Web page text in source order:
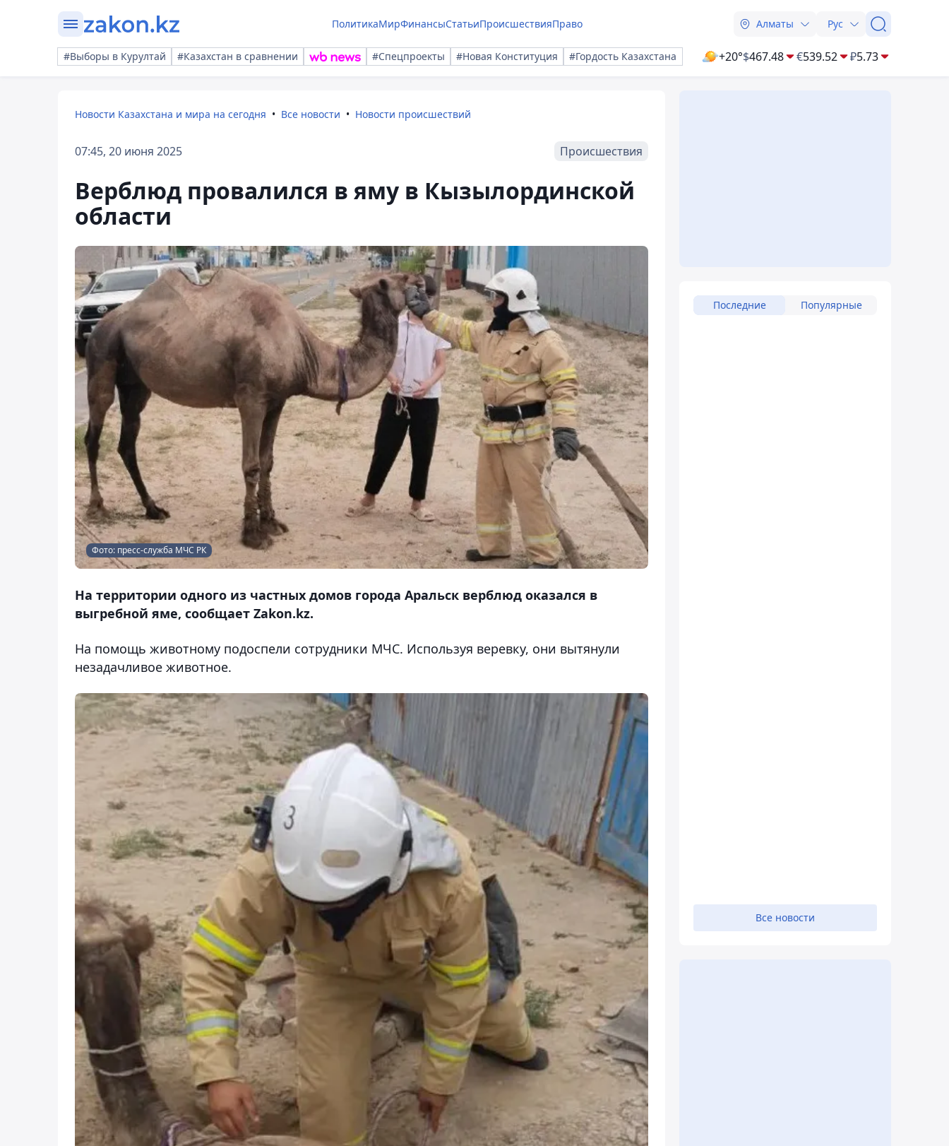
ПолитикаМирФинансыСтатьиПроисшествияПраво Алматы Рус
#Выборы в Курултай #Казахстан в сравнении #Спецпроекты #Новая Конституция #Гордость Казахстана +20°$467.48 €539.52 ₽5.73
Новости Казахстана и мира на сегодня Все новости Новости происшествий
07:45, 20 июня 2025 Происшествия
Верблюд провалился в яму в Кызылординской
области
Фото: пресс-служба МЧС РК
На территории одного из частных домов города Аральск верблюд оказался в
выгребной яме, сообщает Zakon.kz.
На помощь животному подоспели сотрудники МЧС. Используя веревку, они вытянули
незадачливое животное.
Последние Популярные
Все новости